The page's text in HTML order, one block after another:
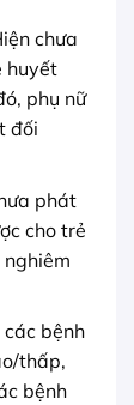
chưa
huyết
phụ nữ
đối
phát
cho trẻ
bệnh
thấp,
bệnh